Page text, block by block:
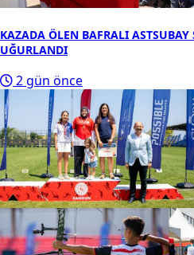
KAZADA ÖLEN BAFRALI
UĞURLANDI
2 gün önce